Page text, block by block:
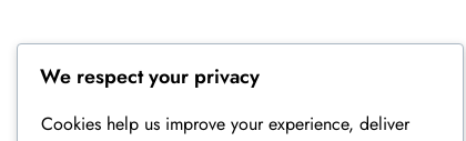
We respect your privacy
Cookies help us improve your experience, deliver